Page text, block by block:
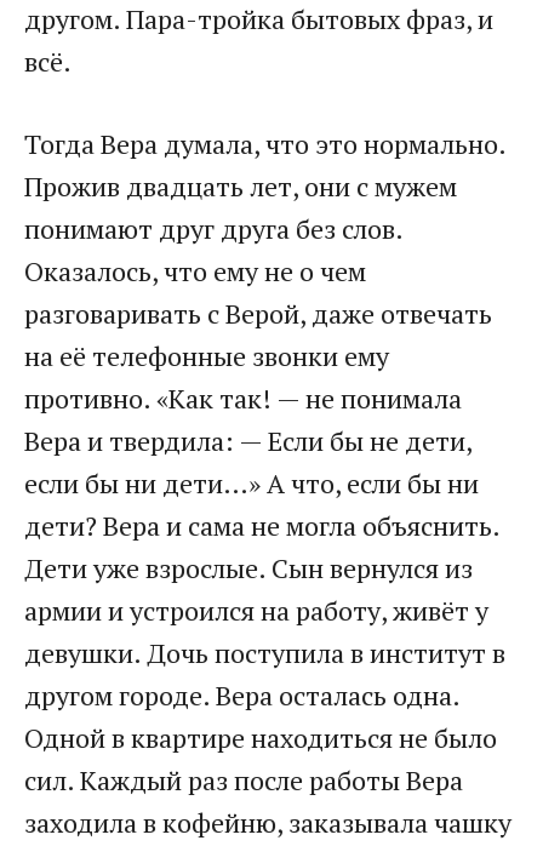
другом. Пара-тройка бытовых фраз, и
всё.
Тогда Вера думала, что это нормально.
Прожив двадцать лет, они с мужем
понимают друг друга без слов.
Оказалось, что ему не о чем
разговаривать с Верой, даже отвечать
на её телефонные звонки ему
противно. «Как так! — не понимала
Вера и твердила: — Если бы не дети,
если бы ни дети…» А что, если бы ни
дети? Вера и сама не могла объяснить.
Дети уже взрослые. Сын вернулся из
армии и устроился на работу, живёт у
девушки. Дочь поступила в институт в
другом городе. Вера осталась одна.
Одной в квартире находиться не было
сил. Каждый раз после работы Вера
заходила в кофейню, заказывала чашку